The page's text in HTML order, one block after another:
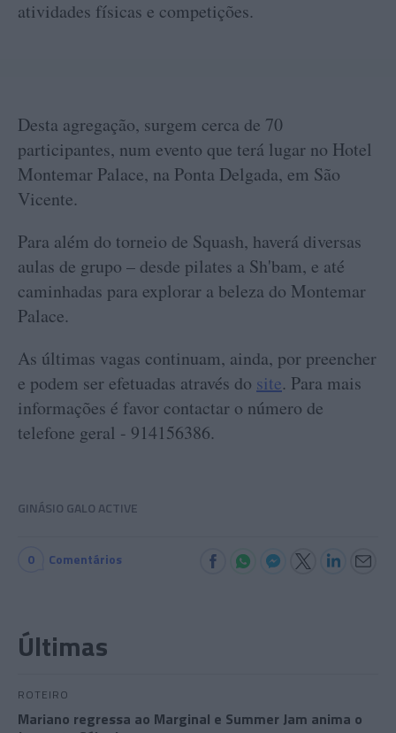
atividades físicas e competições.
Desta agregação, surgem cerca de 70
participantes, num evento que terá lugar no Hotel
Montemar Palace, na Ponta Delgada, em São
Vicente.
Para além do torneio de Squash, haverá diversas
aulas de grupo – desde pilates a Sh'bam, e até
caminhadas para explorar a beleza do Montemar
Palace.
As últimas vagas continuam, ainda, por preencher
e podem ser efetuadas através do site. Para mais
informações é favor contactar o número de
telefone geral - 914156386.
GINÁSIO GALO ACTIVE
0 Comentários
Últimas
ROTEIRO
Mariano regressa ao Marginal e Summer Jam anima o